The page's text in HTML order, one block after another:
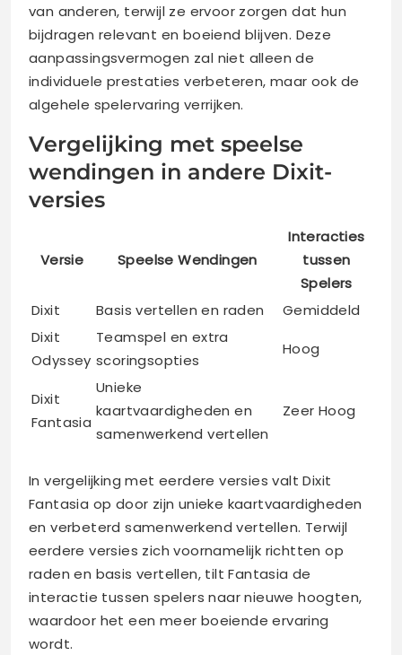
van anderen, terwijl ze ervoor zorgen dat hun
bijdragen relevant en boeiend blijven. Deze
aanpassingsvermogen zal niet alleen de
individuele prestaties verbeteren, maar ook de
algehele spelervaring verrijken.
Vergelijking met speelse
wendingen in andere Dixit-
versies
Versie Speelse Wendingen
Interacties
tussen
Spelers
Dixit
Basis vertellen en raden
Gemiddeld
Dixit
Odyssey
Teamspel en extra
scoringsopties
Hoog
Dixit
Fantasia
Unieke
kaartvaardigheden en
samenwerkend vertellen
Zeer Hoog
In vergelijking met eerdere versies valt Dixit
Fantasia op door zijn unieke kaartvaardigheden
en verbeterd samenwerkend vertellen. Terwijl
eerdere versies zich voornamelijk richtten op
raden en basis vertellen, tilt Fantasia de
interactie tussen spelers naar nieuwe hoogten,
waardoor het een meer boeiende ervaring
wordt.